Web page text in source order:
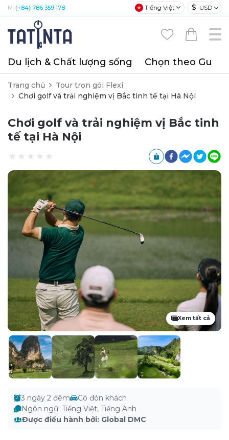
M: (+84) 786 359 178 Tiếng Việt $ USD
Du lịch & Chất lượng sống Chọn theo Gu
Trang chủ
Tour trọn gói Flexi
Chơi golf và trải nghiệm vị Bắc tinh tế tại Hà Nội
Chơi golf và trải nghiệm vị Bắc tinh
tế tại Hà Nội
Xem tất cả
3 ngày 2 đêm
Có đón khách
Ngôn ngữ: Tiếng Việt, Tiếng Anh
Được điều hành bởi: Global DMC